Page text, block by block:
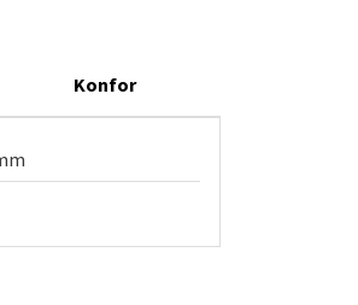
Konfor